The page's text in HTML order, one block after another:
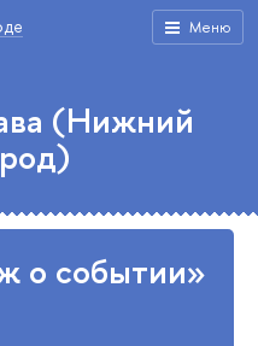
Меню
(Нижний
о событии»